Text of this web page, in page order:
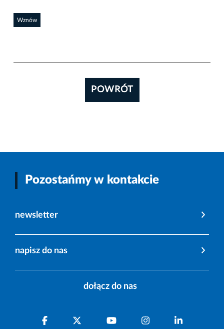
Wznów
POWRÓT
Pozostańmy w kontakcie
newsletter
napisz do nas
dołącz do nas